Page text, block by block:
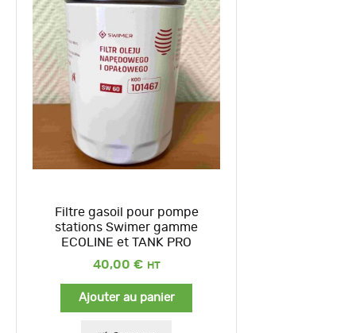
Filtre gasoil pour pompe
stations Swimer gamme
ECOLINE et TANK PRO
40,00 €
Ajouter au panier